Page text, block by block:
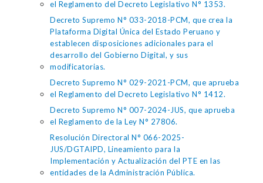
el Reglamento del Decreto Legislativo N° 1353.
Decreto Supremo N° 033-2018-PCM, que crea la
Plataforma Digital Única del Estado Peruano y
establecen disposiciones adicionales para el
desarrollo del Gobierno Digital, y sus
modificatorias.
Decreto Supremo N° 029-2021-PCM, que aprueba
el Reglamento del Decreto Legislativo N° 1412.
Decreto Supremo N° 007-2024-JUS, que aprueba
el Reglamento de la Ley N° 27806.
Resolución Directoral N° 066-2025-
JUS/DGTAIPD, Lineamiento para la
Implementación y Actualización del PTE en las
entidades de la Administración Pública.